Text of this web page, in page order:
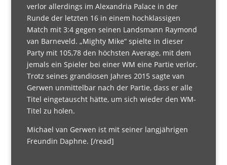
verlor allerdings im Alexandria Palace in der
Runde der letzten 16 in einem hochklassigen
Match mit 3:4 gegen seinen Landsmann Raymond
van Barneveld. „Mighty Mike“ spielte in dieser
Party mit 105,78 den höchsten Average, mit dem
jemals ein Spieler bei einer WM eine Partie verlor.
Trotz seines grandiosen Jahres 2015 sagte van
Gerwen unmittelbar nach der Partie, dass er alle
Titel eingetauscht hätte, um sich wieder den WM-
Titel zu holen.
Michael van Gerwen ist mit seiner langjährigen
Freundin Daphne. [/read]